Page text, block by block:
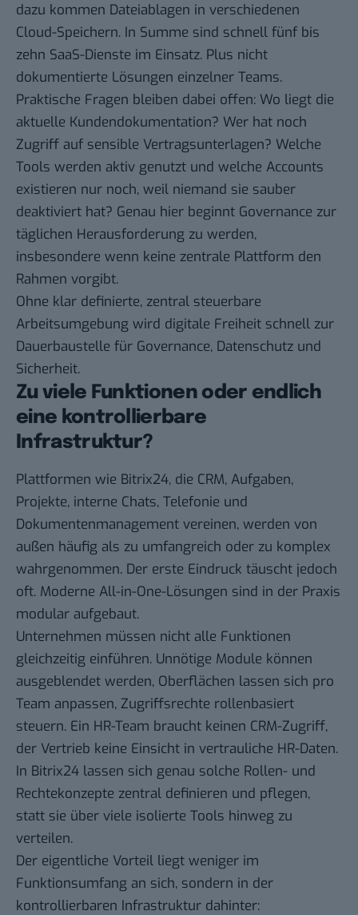
dazu kommen Dateiablagen in verschiedenen
Cloud-Speichern. In Summe sind schnell fünf bis
zehn SaaS-Dienste im Einsatz. Plus nicht
dokumentierte Lösungen einzelner Teams.
Praktische Fragen bleiben dabei offen: Wo liegt die
aktuelle Kundendokumentation? Wer hat noch
Zugriff auf sensible Vertragsunterlagen? Welche
Tools werden aktiv genutzt und welche Accounts
existieren nur noch, weil niemand sie sauber
deaktiviert hat? Genau hier beginnt Governance zur
täglichen Herausforderung zu werden,
insbesondere wenn keine zentrale Plattform den
Rahmen vorgibt.
Ohne klar definierte, zentral steuerbare
Arbeitsumgebung wird digitale Freiheit schnell zur
Dauerbaustelle für Governance, Datenschutz und
Sicherheit.
Zu viele Funktionen oder endlich
eine kontrollierbare
Infrastruktur?
Plattformen wie Bitrix24, die CRM, Aufgaben,
Projekte, interne Chats, Telefonie und
Dokumentenmanagement vereinen, werden von
außen häufig als zu umfangreich oder zu komplex
wahrgenommen. Der erste Eindruck täuscht jedoch
oft. Moderne All-in-One-Lösungen sind in der Praxis
modular aufgebaut.
Unternehmen müssen nicht alle Funktionen
gleichzeitig einführen. Unnötige Module können
ausgeblendet werden, Oberflächen lassen sich pro
Team anpassen, Zugriffsrechte rollenbasiert
steuern. Ein HR-Team braucht keinen CRM-Zugriff,
der Vertrieb keine Einsicht in vertrauliche HR-Daten.
In Bitrix24 lassen sich genau solche Rollen- und
Rechtekonzepte zentral definieren und pflegen,
statt sie über viele isolierte Tools hinweg zu
verteilen.
Der eigentliche Vorteil liegt weniger im
Funktionsumfang an sich, sondern in der
kontrollierbaren Infrastruktur dahinter: